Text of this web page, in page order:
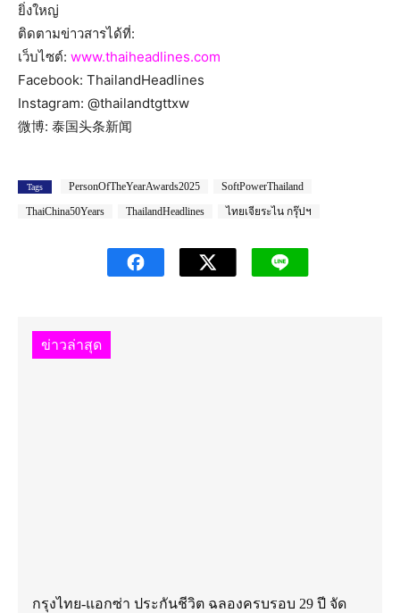
ยิ่งใหญ่
ติดตามข่าวสารได้ที่:
เว็บไซต์: www.thaiheadlines.com
Facebook: ThailandHeadlines
Instagram: @thailandtgttxw
微博: 泰国头条新闻
Tags PersonOfTheYearAwards2025
SoftPowerThailand
ThaiChina50Years
ThailandHeadlines ไทยเจียระไน กรุ๊ปฯ
ข่าวล่าสุด
กรุงไทย-แอกซ่า ประกันชีวิต ฉลองครบรอบ 29 ปี จัด